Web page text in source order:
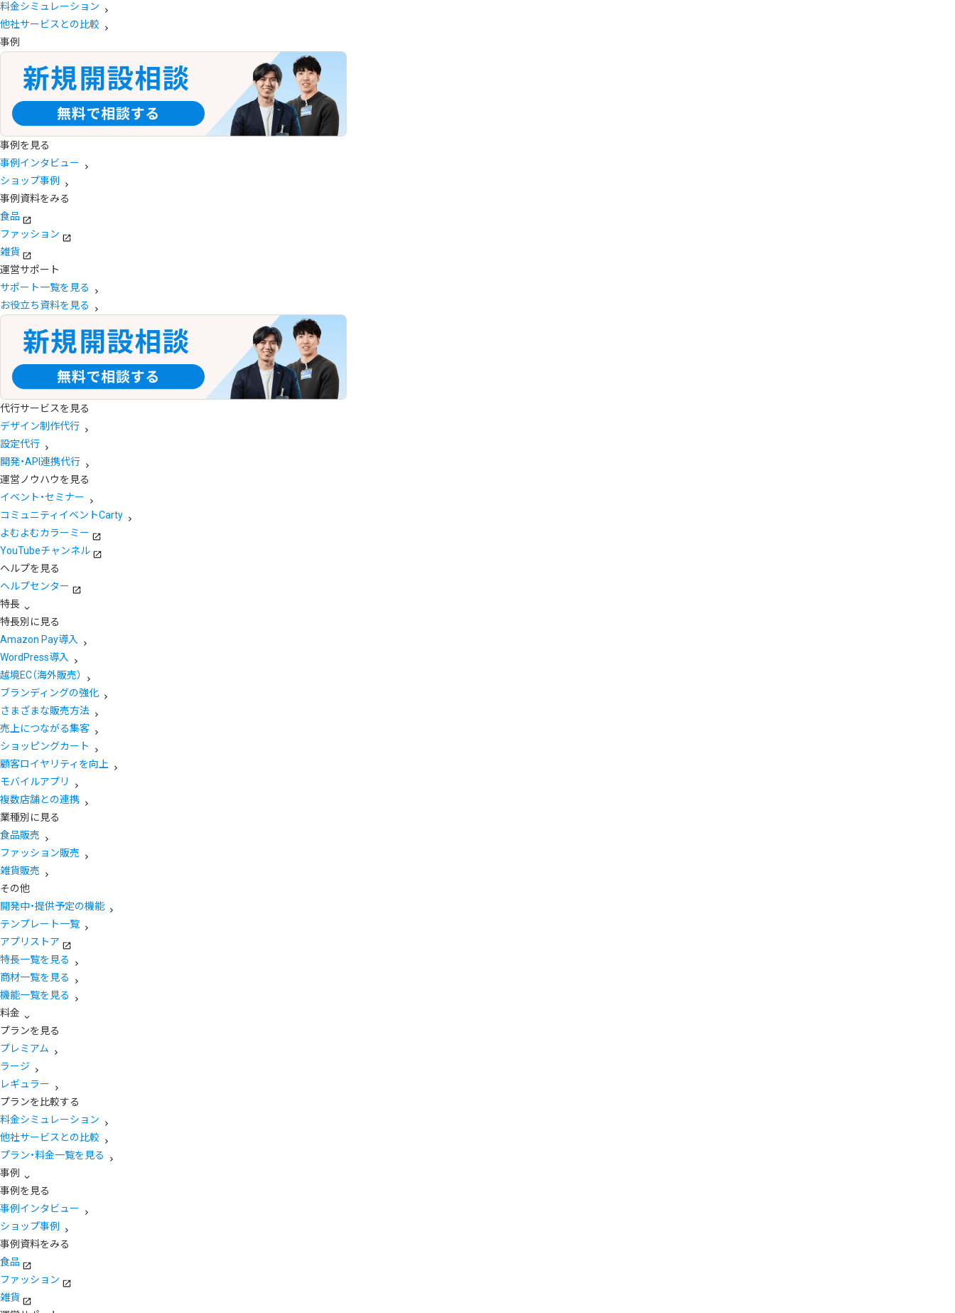
料金シミュレーション
他社サービスとの比較
事例
事例を見る
事例インタビュー
ショップ事例
事例資料をみる
食品
ファッション
雑貨
運営サポート
サポート一覧を見る
お役立ち資料を見る
代行サービスを見る
デザイン制作代行
設定代行
開発・API連携代行
運営ノウハウを見る
イベント・セミナー
コミュニティイベントCarty
よむよむカラーミー
YouTubeチャンネル
ヘルプを見る
ヘルプセンター
特長
特長別に見る
Amazon Pay導入
WordPress導入
越境EC（海外販売）
ブランディングの強化
さまざまな販売方法
売上につながる集客
ショッピングカート
顧客ロイヤリティを向上
モバイルアプリ
複数店舗との連携
業種別に見る
食品販売
ファッション販売
雑貨販売
その他
開発中・提供予定の機能
テンプレート一覧
アプリストア
特長一覧を見る
商材一覧を見る
機能一覧を見る
料金
プランを見る
プレミアム
ラージ
レギュラー
プランを比較する
料金シミュレーション
他社サービスとの比較
プラン・料金一覧を見る
事例
事例を見る
事例インタビュー
ショップ事例
事例資料をみる
食品
ファッション
雑貨